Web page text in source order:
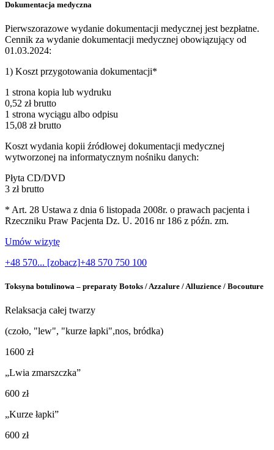
Dokumentacja medyczna
Pierwszorazowe wydanie dokumentacji medycznej jest bezpłatne.
Cennik za wydanie dokumentacji medycznej obowiązujący od
01.03.2024:
1) Koszt przygotowania dokumentacji*
1 strona kopia lub wydruku
0,52 zł brutto
1 strona wyciągu albo odpisu
15,08 zł brutto
Koszt wydania kopii źródłowej dokumentacji medycznej
wytworzonej na informatycznym nośniku danych:
Płyta CD/DVD
3 zł brutto
* Art. 28 Ustawa z dnia 6 listopada 2008r. o prawach pacjenta i
Rzeczniku Praw Pacjenta Dz. U. 2016 nr 186 z późn. zm.
Umów wizytę
+48 570... [zobacz]+48 570 750 100
Toksyna botulinowa – preparaty Botoks / Azzalure / Alluzience / Bocouture
Relaksacja całej twarzy
(czoło, "lew", "kurze łapki",nos, bródka)
1600 zł
„Lwia zmarszczka”
600 zł
„Kurze łapki”
600 zł